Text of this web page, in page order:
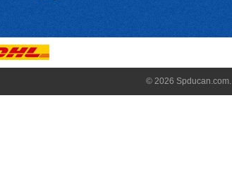
© 2026 Spducan.com.